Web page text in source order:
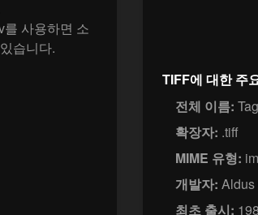
사용하면 소
습니다.
TIFF에 대한 주
전체 이름:
확장자: .tiff
MIME 유형:
개발자: Aldus
최초 출시: